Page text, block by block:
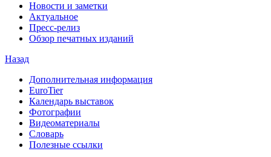
Новости и заметки
Актуальное
Пресс-релиз
Обзор печатных изданий
Назад
Дополнительная информация
EuroTier
Календарь выставок
Фотографии
Видеоматериалы
Словарь
Полезные ссылки